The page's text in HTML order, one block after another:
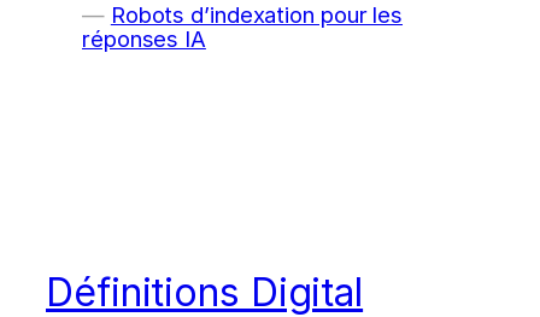
Robots d’indexation pour les
réponses IA
Définitions Digital